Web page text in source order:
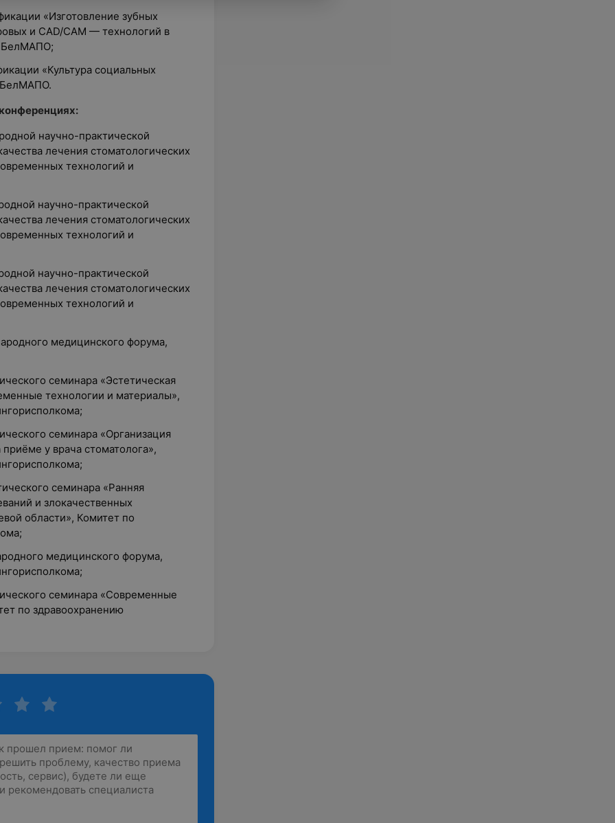
«Изготовление зубных
и CAD/CAM — технологий в
БелМАПО;
«Культура социальных
БелМАПО.
научно-практической
лечения стоматологических
технологий и
научно-практической
лечения стоматологических
технологий и
научно-практической
лечения стоматологических
технологий и
медицинского форума,
семинара «Эстетическая
технологии и материалы»,
семинара «Организация
у врача стоматолога»,
семинара «Ранняя
и злокачественных
области», Комитет по
медицинского форума,
семинара «Современные
по здравоохранению